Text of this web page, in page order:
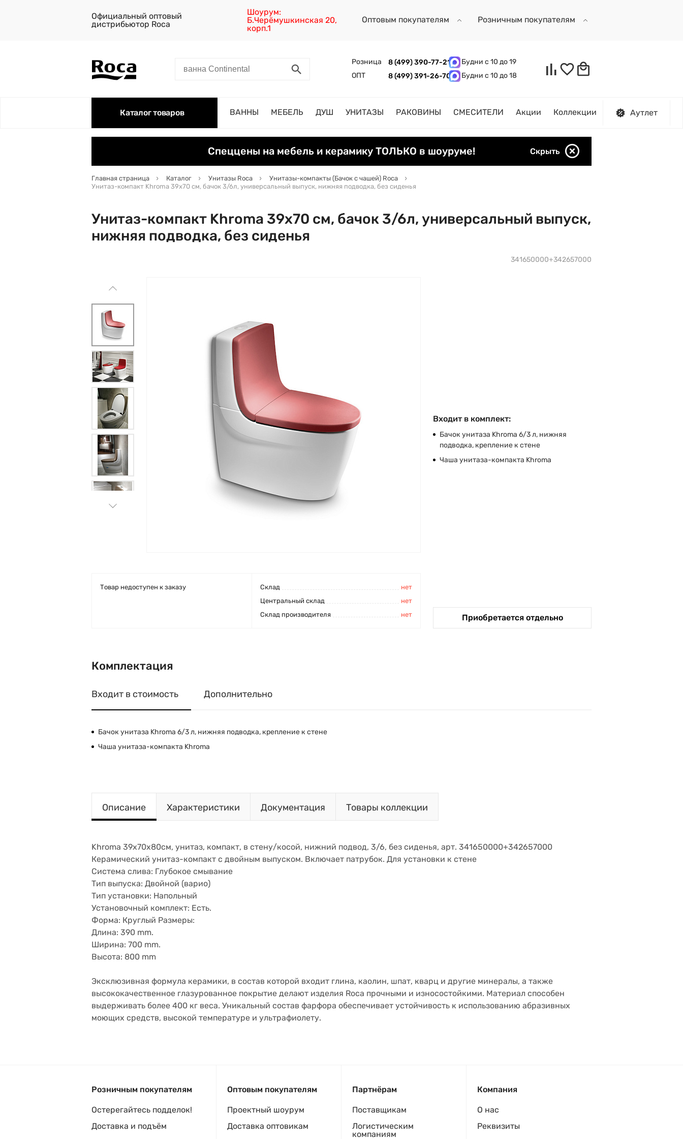
Официальный оптовый
дистрибьютор Roca
Шоурум:
Б.Черёмушкинская 20,
корп.1
Оптовым покупателям Розничным покупателям
Розница 8 (499) 390-77-21
Будни с 10 до 19
ОПТ
8 (499) 391-26-70 Будни с 10 до 18
Каталог товаров ВАННЫ МЕБЕЛЬ ДУШ УНИТАЗЫ РАКОВИНЫ СМЕСИТЕЛИ Акции Коллекции Аутлет
Спеццены на мебель и керамику ТОЛЬКО в шоуруме! Скрыть
Главная страница Каталог Унитазы Roca
Унитазы-компакты (Бачок с чашей) Roca
Унитаз-компакт Khroma 39х70 см, бачок 3/6л, универсальный выпуск, нижняя подводка, без сиденья
Унитаз-компакт Khroma 39х70 см, бачок 3/6л, универсальный выпуск,
нижняя подводка, без сиденья
341650000+342657000
Товар недоступен к заказу Cклад
нет
Центральный склад
нет
Склад производителя
нет
Входит в комплект:
Бачок унитаза Khroma 6/3 л, нижняя
подводка, крепление к стене
Чаша унитаза-компакта Khroma
Приобретается отдельно
Комплектация
Входит в стоимость Дополнительно
Бачок унитаза Khroma 6/3 л, нижняя подводка, крепление к стене
Чаша унитаза-компакта Khroma
Описание Характеристики Документация Товары коллекции
Khroma 39х70х80см, унитаз, компакт, в стену/косой, нижний подвод, 3/6, без сиденья, арт. 341650000+342657000
Керамический унитаз-компакт с двойным выпуском. Включает патрубок. Для установки к стене
Система слива: Глубокое смывание
Тип выпуска: Двойной (варио)
Тип установки: Напольный
Установочный комплект: Есть.
Форма: Круглый Размеры:
Длина: 390 mm.
Ширина: 700 mm.
Высота: 800 mm
Эксклюзивная формула керамики, в состав которой входит глина, каолин, шпат, кварц и другие минералы, а также
высококачественное глазурованное покрытие делают изделия Roca прочными и износостойкими. Материал способен
выдерживать более 400 кг веса. Уникальный состав фарфора обеспечивает устойчивость к использованию абразивных
моющих средств, высокой температуре и ультрафиолету.
Розничным покупателям
Остерегайтесь подделок!
Доставка и подъём
Оптовым покупателям
Проектный шоурум
Доставка оптовикам
Партнёрам
Поставщикам
Логистическим
компаниям
Компания
О нас
Реквизиты